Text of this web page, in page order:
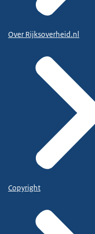
Over Rijksoverheid.nl
Copyright